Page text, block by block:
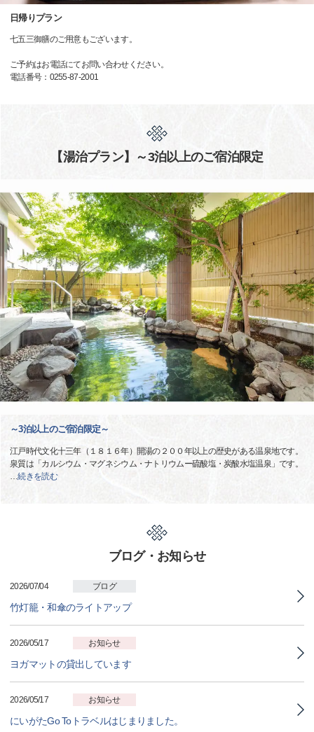
日帰りプラン
七五三御膳のご用意もございます。
ご予約はお電話にてお問い合わせください。
電話番号：0255-87-2001
【湯治プラン】～3泊以上のご宿泊限定
～3泊以上のご宿泊限定～
江戸時代文化十三年（１８１６年）開湯の２００年以上の歴史がある温泉地です。
泉質は「カルシウム・マグネシウム・ナトリウムー硫酸塩・炭酸水塩温泉」です。
…続きを読む
ブログ・お知らせ
2026/07/04 ブログ
竹灯籠・和傘のライトアップ
2026/05/17 お知らせ
ヨガマットの貸出しています
2026/05/17 お知らせ
にいがたGo Toトラベルはじまりました。